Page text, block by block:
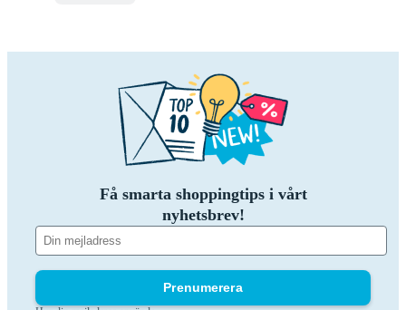
Få smarta shoppingtips i vårt
nyhetsbrev!
Prenumerera